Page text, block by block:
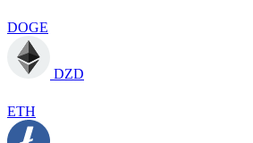
DOGE
DZD
ETH